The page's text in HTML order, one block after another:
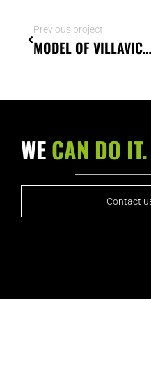
Previous project
MODEL OF VILLAVICIOSA: THE PUEBLA MALIAYO IN BRONZE
Contact
WECAN DO IT.